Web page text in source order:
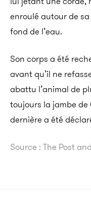
enroulé autour de
fond de l’eau.
Son corps a été
avant qu’il ne
abattu l’animal de
toujours la jambe
dernière a été
Source : The Post